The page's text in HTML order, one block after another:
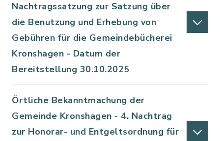
Nachtragssatzung zur Satzung über
die Benutzung und Erhebung von
Gebühren für die Gemeindebücherei
Kronshagen - Datum der
Bereitstellung 30.10.2025
Örtliche Bekanntmachung der
Gemeinde Kronshagen - 4. Nachtrag
zur Honorar- und Entgeltsordnung für